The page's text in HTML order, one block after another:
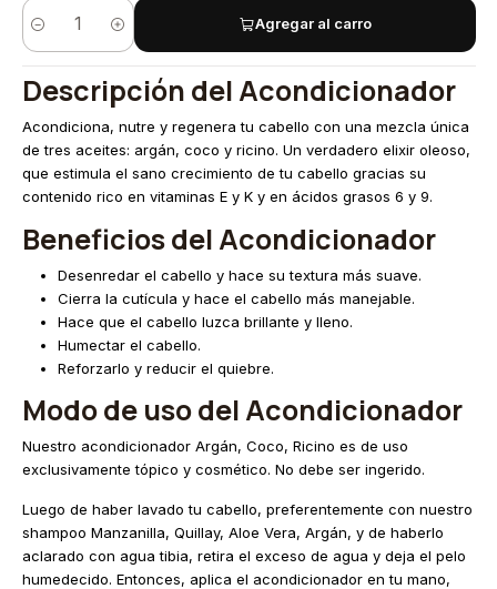
Cantidad
Agregar al carro
Descripción del Acondicionador
Acondiciona, nutre y regenera tu cabello con una mezcla única
de tres aceites: argán, coco y ricino. Un verdadero elixir oleoso,
que estimula el sano crecimiento de tu cabello gracias su
contenido rico en vitaminas E y K y en ácidos grasos 6 y 9.
Beneficiosdel Acondicionador
Desenredar el cabello y hace su textura más suave.
Cierra la cutícula y hace el cabello más manejable.
Hace que el cabello luzca brillante y lleno.
Humectar el cabello.
Reforzarlo y reducir el quiebre.
Modo de usodel Acondicionador
Nuestro acondicionador Argán, Coco, Ricino es de uso
exclusivamente tópico y cosmético. No debe ser ingerido.
Luego de haber lavado tu cabello, preferentemente con nuestro
shampoo Manzanilla, Quillay, Aloe Vera, Argán, y de haberlo
aclarado con agua tibia, retira el exceso de agua y deja el pelo
humedecido. Entonces, aplica el acondicionador en tu mano,